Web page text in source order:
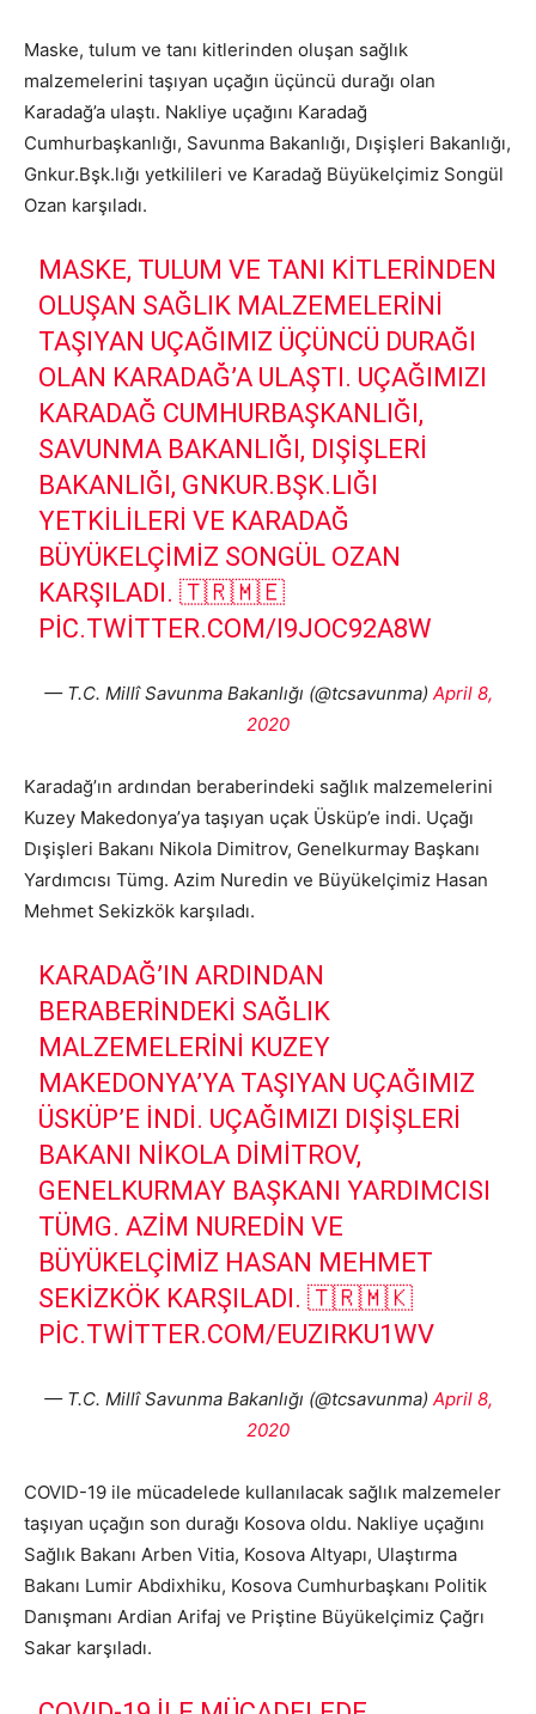
Maske, tulum ve tanı kitlerinden oluşan sağlık
malzemelerini taşıyan uçağın üçüncü durağı olan
Karadağ’a ulaştı. Nakliye uçağını Karadağ
Cumhurbaşkanlığı, Savunma Bakanlığı, Dışişleri Bakanlığı,
Gnkur.Bşk.lığı yetkilileri ve Karadağ Büyükelçimiz Songül
Ozan karşıladı.
MASKE, TULUM VE TANI KITLERINDEN
OLUŞAN SAĞLIK MALZEMELERINI
TAŞIYAN UÇAĞIMIZ ÜÇÜNCÜ DURAĞI
OLAN KARADAĞ’A ULAŞTI. UÇAĞIMIZI
KARADAĞ CUMHURBAŞKANLIĞI,
SAVUNMA BAKANLIĞI, DIŞIŞLERI
BAKANLIĞI, GNKUR.BŞK.LIĞI
YETKILILERI VE KARADAĞ
BÜYÜKELÇIMIZ SONGÜL OZAN
KARŞILADI. 🇹🇷🇲🇪
PIC.TWITTER.COM/I9JOC92A8W
— T.C. Millî Savunma Bakanlığı (@tcsavunma) April 8,
2020
Karadağ’ın ardından beraberindeki sağlık malzemelerini
Kuzey Makedonya’ya taşıyan uçak Üsküp’e indi. Uçağı
Dışişleri Bakanı Nikola Dimitrov, Genelkurmay Başkanı
Yardımcısı Tümg. Azim Nuredin ve Büyükelçimiz Hasan
Mehmet Sekizkök karşıladı.
KARADAĞ’IN ARDINDAN
BERABERINDEKI SAĞLIK
MALZEMELERINI KUZEY
MAKEDONYA’YA TAŞIYAN UÇAĞIMIZ
ÜSKÜP’E INDI. UÇAĞIMIZI DIŞIŞLERI
BAKANI NIKOLA DIMITROV,
GENELKURMAY BAŞKANI YARDIMCISI
TÜMG. AZIM NUREDIN VE
BÜYÜKELÇIMIZ HASAN MEHMET
SEKIZKÖK KARŞILADI. 🇹🇷🇲🇰
PIC.TWITTER.COM/EUZIRKU1WV
— T.C. Millî Savunma Bakanlığı (@tcsavunma) April 8,
2020
COVID-19 ile mücadelede kullanılacak sağlık malzemeler
taşıyan uçağın son durağı Kosova oldu. Nakliye uçağını
Sağlık Bakanı Arben Vitia, Kosova Altyapı, Ulaştırma
Bakanı Lumir Abdixhiku, Kosova Cumhurbaşkanı Politik
Danışmanı Ardian Arifaj ve Priştine Büyükelçimiz Çağrı
Sakar karşıladı.